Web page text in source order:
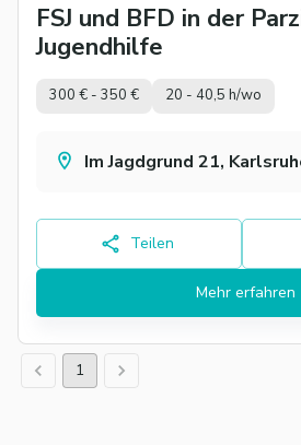
FSJ und BFD in der
Jugendhilfe
300 € - 350 € 20 - 40,5 h/wo
Im Jagdgrund 21,
Teilen
Mehr erfahren
1